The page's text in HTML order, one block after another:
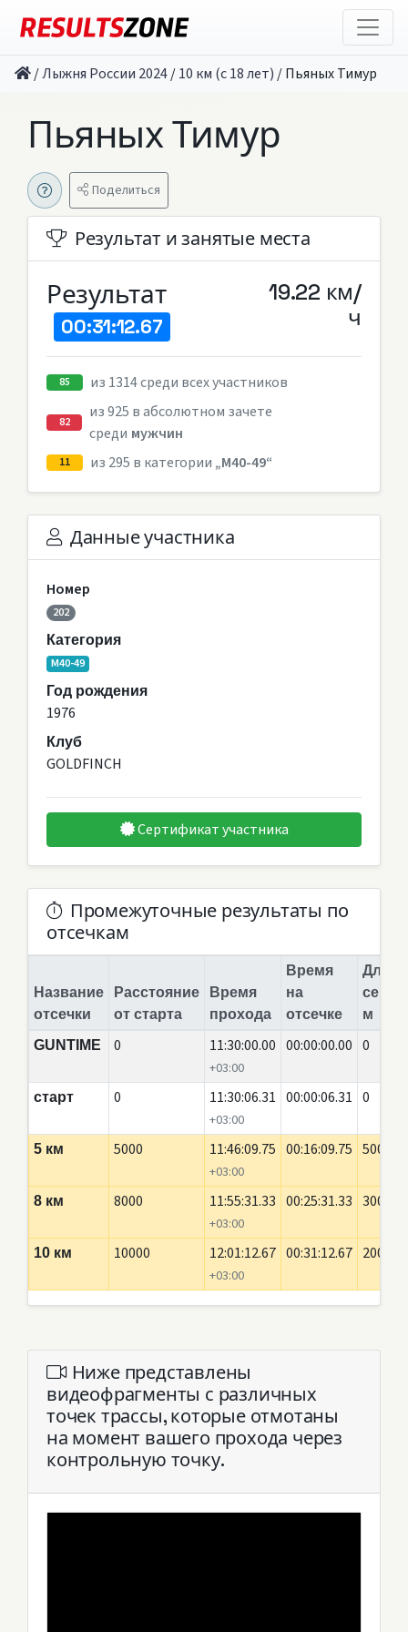
/Лыжня России 2024/10 км (с 18 лет) /Пьяных Тимур
Пьяных Тимур
Поделиться
Результат и занятые места
Результат
00:31:12.67
19.22 км/
ч
85 из 1314 среди всех участников
82
из 925 в абсолютном зачете
среди мужчин
11 из 295 в категории „M40-49“
Данные участника
Номер
202
Категория
M40-49
Год рождения
1976
Клуб
GOLDFINCH
Сертификат участника
Промежуточные результаты по
отсечкам
Название
отсечки
Расстояние
от старта
Время
прохода
Время
на
отсечке
Длина
м
GUNTIME
0 11:30:00.00
+03:00
00:00:00.00 0
старт 0 11:30:06.31
+03:00
00:00:06.31 0
5 км 5000 11:46:09.75
+03:00
00:16:09.75 5000
8 км 8000 11:55:31.33
+03:00
00:25:31.33 3000
10 км 10000 12:01:12.67
+03:00
00:31:12.67 2000
Ниже представлены
видеофрагменты с различных
точек трассы, которые отмотаны
на момент вашего прохода через
контрольную точку.